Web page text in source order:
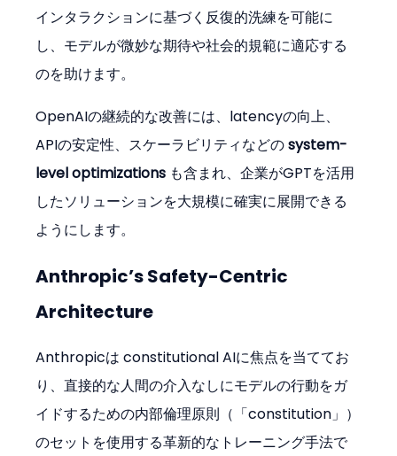
インタラクションに基づく反復的洗練を可能に
し、モデルが微妙な期待や社会的規範に適応する
のを助けます。
OpenAIの継続的な改善には、latencyの向上、
APIの安定性、スケーラビリティなどの system-
level optimizations も含まれ、企業がGPTを活用
したソリューションを大規模に確実に展開できる
ようにします。
Anthropic’s Safety-Centric
Architecture
Anthropicは constitutional AIに焦点を当ててお
り、直接的な人間の介入なしにモデルの行動をガ
イドするための内部倫理原則（「constitution」）
のセットを使用する革新的なトレーニング手法で